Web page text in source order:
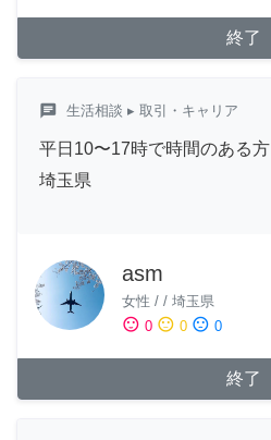
終了
chat 生活相談 ▸ 取引・キャリア
平日10〜17時で時間のある方
埼玉県
asm
女性 / / 埼玉県
sentiment_satisfied 0 sentiment_neutral 0 sentiment_dissatisfied 0
終了